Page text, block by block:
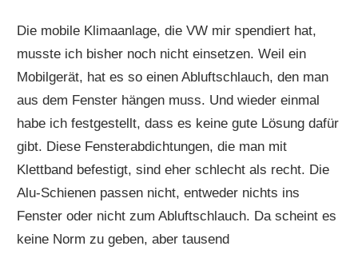
Die mobile Klimaanlage, die VW mir spendiert hat,
musste ich bisher noch nicht einsetzen. Weil ein
Mobilgerät, hat es so einen Abluftschlauch, den man
aus dem Fenster hängen muss. Und wieder einmal
habe ich festgestellt, dass es keine gute Lösung dafür
gibt. Diese Fensterabdichtungen, die man mit
Klettband befestigt, sind eher schlecht als recht. Die
Alu-Schienen passen nicht, entweder nichts ins
Fenster oder nicht zum Abluftschlauch. Da scheint es
keine Norm zu geben, aber tausend